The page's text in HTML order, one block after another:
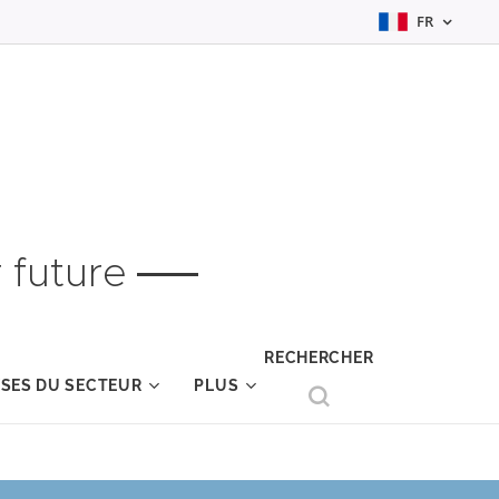
FR
future
DU SECTEUR PLUS
RECHERCHER